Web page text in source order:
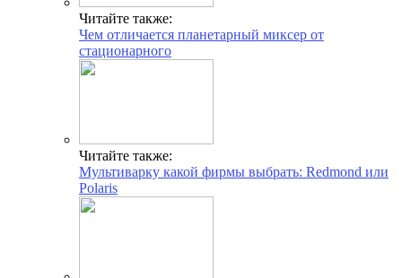
Читайте также:
Чем отличается планетарный миксер от
стационарного
Читайте также:
Мультиварку какой фирмы выбрать: Redmond или
Polaris